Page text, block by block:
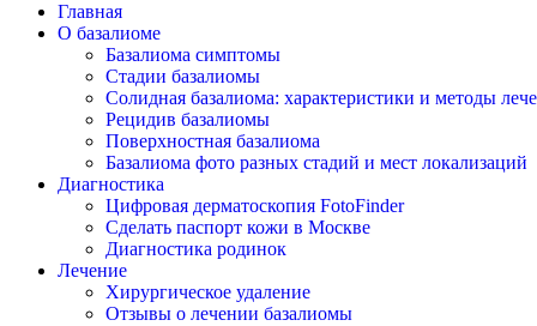
Главная
О базалиоме
Базалиома симптомы
Стадии базалиомы
Солидная базалиома: характеристики и методы
Рецидив базалиомы
Поверхностная базалиома
Базалиома фото разных стадий и мест локализаций
Диагностика
Цифровая дерматоскопия FotoFinder
Сделать паспорт кожи в Москве
Диагностика родинок
Лечение
Хирургическое удаление
Отзывы о лечении базалиомы